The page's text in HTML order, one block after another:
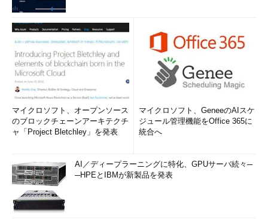
マイクロソフト、オープンソース
のブロックチェーンアーキテクチ
ャ「Project Bletchley」を発表
マイクロソフト、GeneeのAIスケ
ジュール管理機能をOffice 365に
統合へ
AI／ディープラーニングに特化、GPUサーバ続々─
─HPEとIBMが新製品を発表